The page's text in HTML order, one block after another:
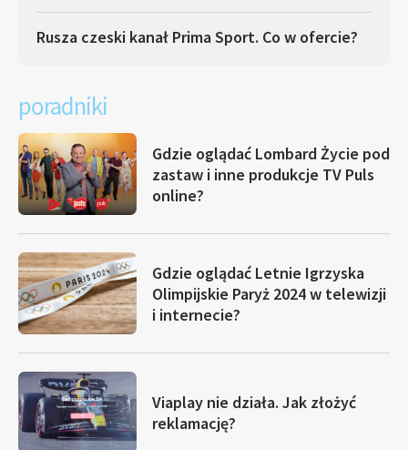
Rusza czeski kanał Prima Sport. Co w ofercie?
poradniki
Gdzie oglądać Lombard Życie pod
zastaw i inne produkcje TV Puls
online?
Gdzie oglądać Letnie Igrzyska
Olimpijskie Paryż 2024 w telewizji
i internecie?
Viaplay nie działa. Jak złożyć
reklamację?